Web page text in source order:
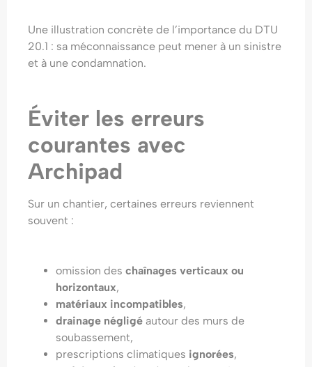
Une illustration concrète de l’importance du DTU
20.1 : sa méconnaissance peut mener à un sinistre
et à une condamnation.
Éviter les erreurs
courantes avec
Archipad
Sur un chantier, certaines erreurs reviennent
souvent :
omission des chaînages verticaux ou
horizontaux,
matériaux incompatibles,
drainage négligé autour des murs de
soubassement,
prescriptions climatiques ignorées,